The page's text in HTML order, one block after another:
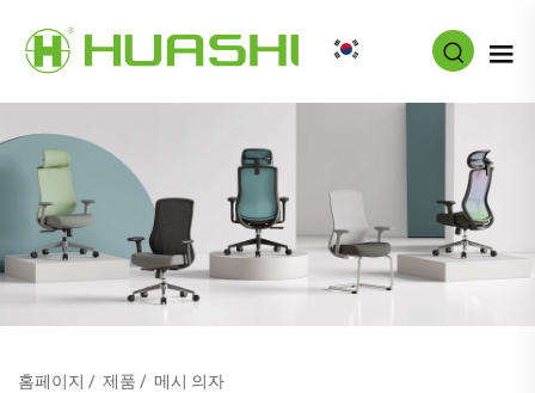
홈페이지 / 제품 / 메시 의자